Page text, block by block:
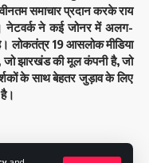
समाचार प्रदान करके राय
नेटवर्क ने कई जोनर में अलग-
लोकतंत्र 19 आसलोक मीडिया
जो झारखंड की मूल कंपनी है, जो
के साथ बेहतर जुड़ाव के लिए